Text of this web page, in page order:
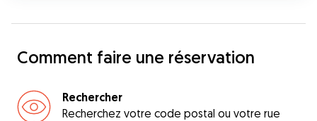
Comment faire une réservation
Rechercher
Recherchez votre code postal ou votre rue